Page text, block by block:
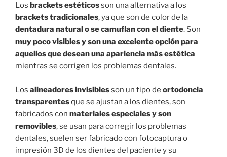
Los brackets estéticosson una alternativa a los
brackets tradicionales, ya que son de color de la
dentadura natural o se camuflan con el diente. Son
muy poco visibles y son una excelente opción para
aquellos que desean una apariencia más estética
mientras se corrigen los problemas dentales.
Los alineadores invisiblesson un tipo de ortodoncia
transparentesque se ajustan a los dientes, son
fabricados con materiales especiales y son
removibles, se usan para corregir los problemas
dentales, suelen ser fabricado con fotocaptura o
impresión 3D de los dientes del paciente y su